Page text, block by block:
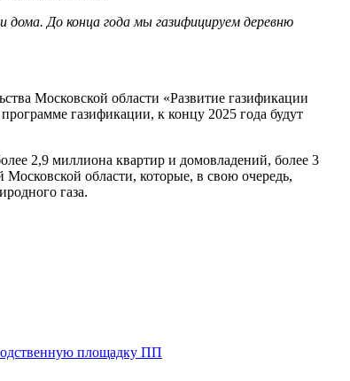
дома. До конца года мы газифицируем деревню
Московской области «Развитие газификации
газификации, к концу 2025 года будут
2,9 миллиона квартир и домовладений, более 3
области, которые, в свою очередь,
газа.
площадку ПП